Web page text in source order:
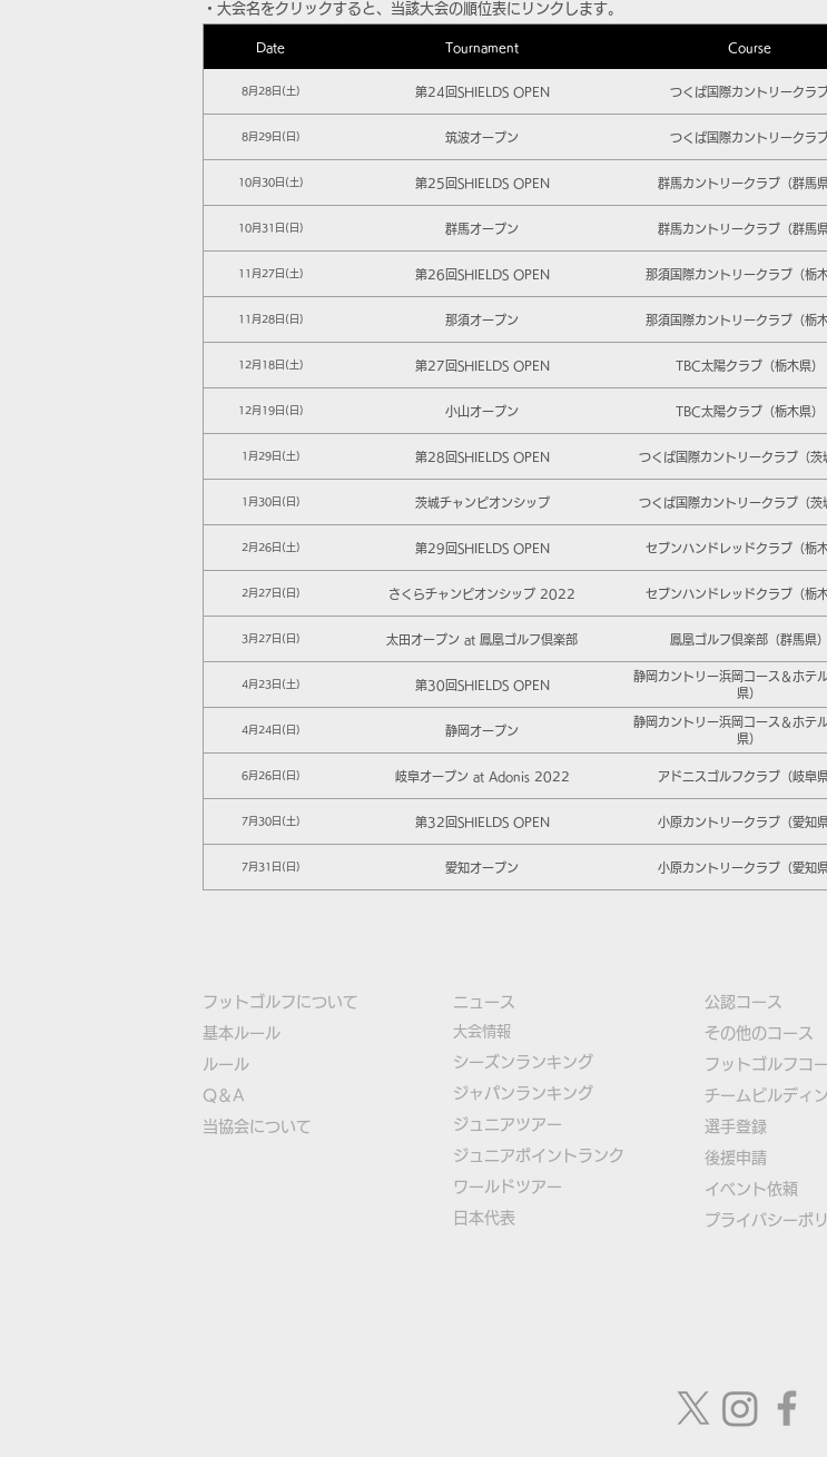
​・大会名をクリックすると、当該大会の順位表にリンクします。
Date Tournament Course
8月28日(土) 第24回SHIELDS OPEN つくば国際カントリークラ
8月29日(日) 筑波オープン つくば国際カントリークラ
10月30日(土) 第25回SHIELDS OPEN 群馬カントリークラブ（群馬県
10月31日(日) 群馬オープン 群馬カントリークラブ（群馬県
11月27日(土) 第26回SHIELDS OPEN 那須国際カントリークラブ（栃木
11月28日(日) 那須オープン 那須国際カントリークラブ（栃木
12月18日(土) 第27回SHIELDS OPEN TBC太陽クラブ（栃木県）
12月19日(日) 小山オープン TBC太陽クラブ（栃木県）
1月29日(土) 第28回SHIELDS OPEN つくば国際カントリークラブ（茨
1月30日(日) 茨城チャンピオンシップ つくば国際カントリークラブ（茨
2月26日(土) 第29回SHIELDS OPEN セブンハンドレッドクラブ（栃木
2月27日(日) さくらチャンピオンシップ 2022 セブンハンドレッドクラブ（栃木
3月27日(日) 太田オープン at 鳳凰ゴルフ倶楽部 鳳凰ゴルフ倶楽部（群馬県）
4月23日(土) 第30回SHIELDS OPEN
静岡カントリー浜岡コース＆ホテ
県）
4月24日(日) 静岡オープン
静岡カントリー浜岡コース＆ホテ
県）
6月26日(日) 岐阜オープン at Adonis 2022 アドニスゴルフクラブ（岐阜県
7月30日(土) 第32回SHIELDS OPEN 小原カントリークラブ（愛知県
7月31日(日) 愛知オープン 小原カントリークラブ（愛知県
フットゴルフについて
基本ルール
ルール
Q＆A
​当協会について
​ニュース
大会情報
シーズンランキング
ジャパンランキング
ジュニアツアー
ジュニアポイントランク
​ワールドツアー
​​日本代表
公認コース
​その他のコース
​ フットゴルフ
チームビルディ
選手登録​
​後援申請
​イベント依頼
プライバシーポ